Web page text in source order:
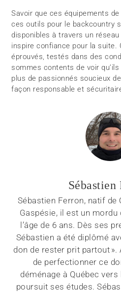
Savoir que ces équipements
ces outils pour le backcountry
disponibles à travers un
inspire confiance pour la suite.
éprouvés, testés dans des
sommes contents de voir
plus de passionnés soucieux
façon responsable et
Sébastien
Sébastien Ferron, natif de
Gaspésie, il est un
l’âge de 6 ans. Dès ses
Sébastien a été diplômé
don de rester prit partout ».
de perfectionner ce
déménage à Québec vers
poursuit ses études.